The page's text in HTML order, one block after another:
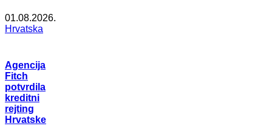
01.08.2026.
Hrvatska
Agencija
Fitch
potvrdila
kreditni
rejting
Hrvatske